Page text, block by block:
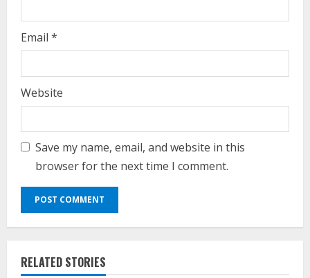
Email *
Website
Save my name, email, and website in this
browser for the next time I comment.
RELATED STORIES